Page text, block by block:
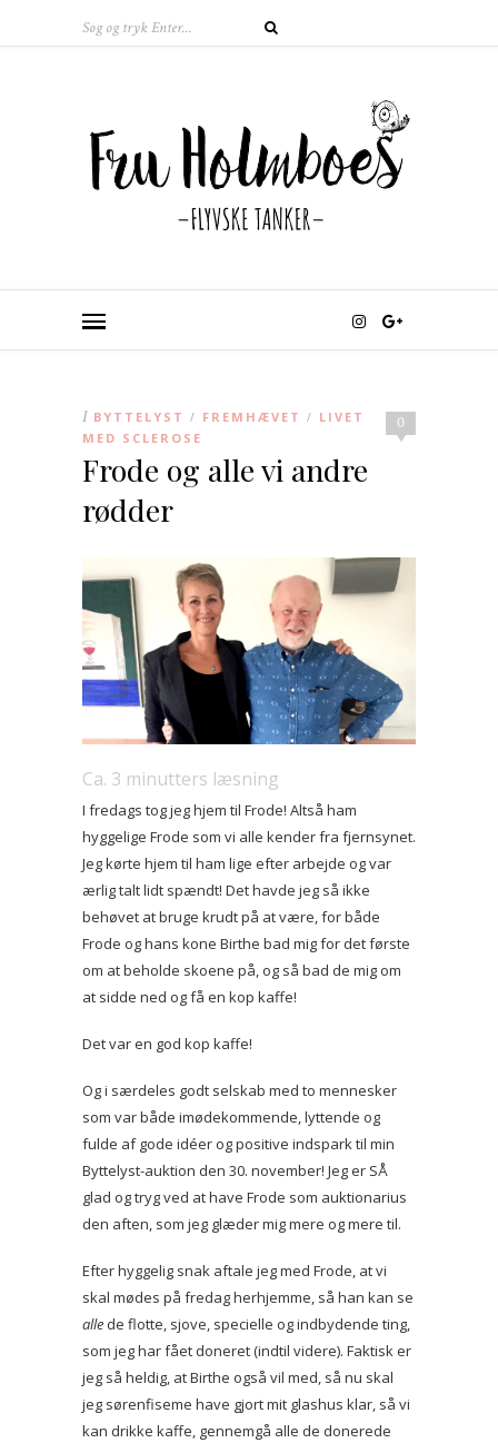
0
I BYTTELYST / FREMHÆVET / LIVET
MED SCLEROSE
Frode og alle vi andre
rødder
Ca. 3 minutters læsning
I fredags tog jeg hjem til Frode! Altså ham
hyggelige Frode som vi alle kender fra fjernsynet.
Jeg kørte hjem til ham lige efter arbejde og var
ærlig talt lidt spændt! Det havde jeg så ikke
behøvet at bruge krudt på at være, for både
Frode og hans kone Birthe bad mig for det første
om at beholde skoene på, og så bad de mig om
at sidde ned og få en kop kaffe!
Det var en god kop kaffe!
Og i særdeles godt selskab med to mennesker
som var både imødekommende, lyttende og
fulde af gode idéer og positive indspark til min
Byttelyst-auktion den 30. november! Jeg er SÅ
glad og tryg ved at have Frode som auktionarius
den aften, som jeg glæder mig mere og mere til.
Efter hyggelig snak aftale jeg med Frode, at vi
skal mødes på fredag herhjemme, så han kan se
alle de flotte, sjove, specielle og indbydende ting,
som jeg har fået doneret (indtil videre). Faktisk er
jeg så heldig, at Birthe også vil med, så nu skal
jeg sørenfiseme have gjort mit glashus klar, så vi
kan drikke kaffe, gennemgå alle de donerede